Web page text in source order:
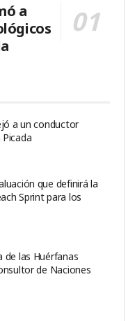
a
a un conductor
que definirá la
Sprint para los
de las Huérfanas
de Naciones